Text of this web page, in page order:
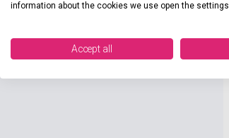
information about the cookies we use open the
Accept all